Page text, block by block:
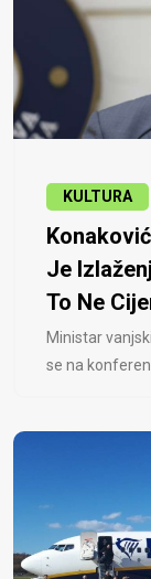
KULTURA
Je
To Ne
Ministar
se na